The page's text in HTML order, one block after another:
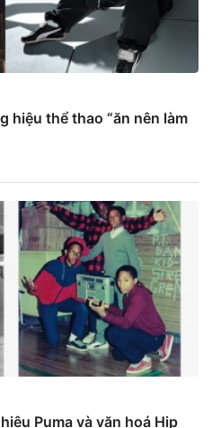
hiệu thể thao “ăn nên làm
Puma và văn hoá Hip